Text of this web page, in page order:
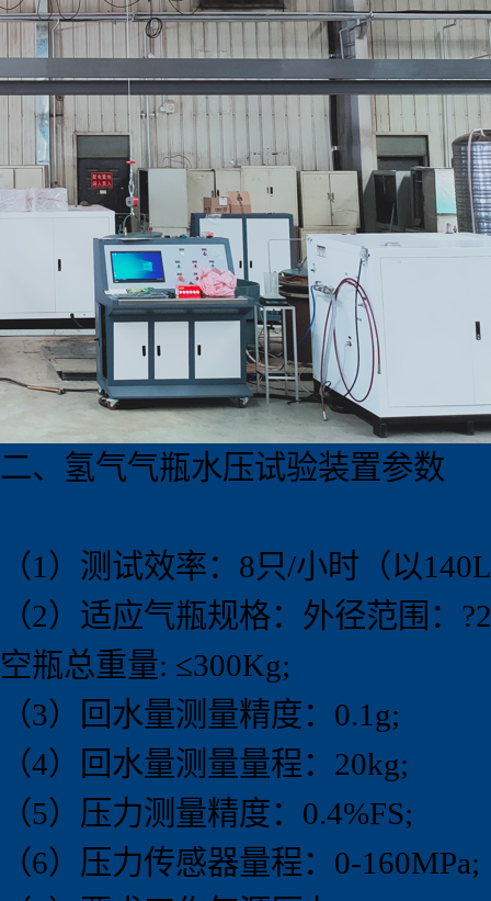
二、氢气气瓶水压试验装置参数
（1）测试效率：8只/小时（以
（2）适应气瓶规格：外径范围：
空瓶总重量: ≤300Kg;
（3）回水量测量精度：0.1g;
（4）回水量测量量程：20kg;
（5）压力测量精度：0.4%FS;
（6）压力传感器量程：0-160MPa;